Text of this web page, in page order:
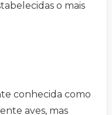
o mais
conhecida como
aves, mas